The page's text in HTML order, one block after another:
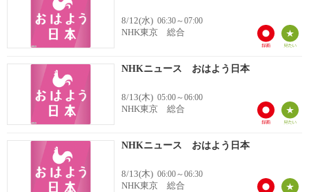
8/12(水) 06:30～07:00
NHK東京 総合
NHKニュース おはよう日本
8/13(木) 05:00～06:00
NHK東京 総合
NHKニュース おはよう日本
8/13(木) 06:00～06:30
NHK東京 総合